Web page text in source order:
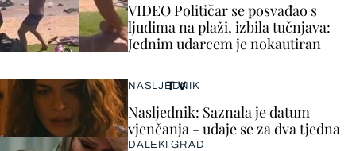
VIDEO Političar se posvađao s
ljudima na plaži, izbila tučnjava:
Jednim udarcem je nokautiran
TV
NASLJEDNIK
Nasljednik: Saznala je datum
vjenčanja - udaje se za dva tjedna
DALEKI GRAD